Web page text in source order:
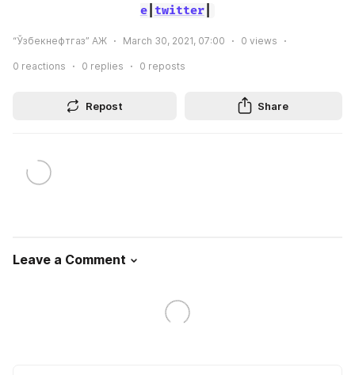
e| twitter|
“Ўзбекнефтгаз” АЖ March 30, 2021, 07:00 0 views
0 reactions 0 replies 0 reposts
Repost Share
Leave a Comment